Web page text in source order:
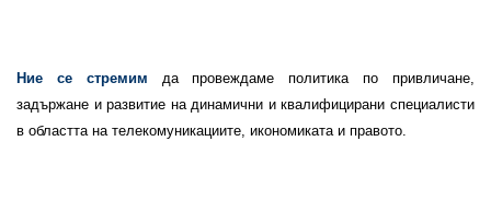
Ние се стремим да провеждаме политика по привличане,
задържане и развитие на динамични и квалифицирани специалисти
в областта на телекомуникациите, икономиката и правото.